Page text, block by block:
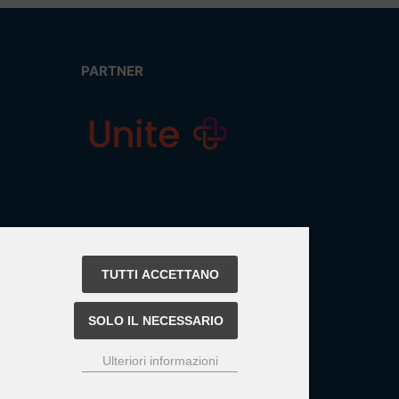
PARTNER
TUTTI ACCETTANO
SOLO IL NECESSARIO
Ulteriori informazioni